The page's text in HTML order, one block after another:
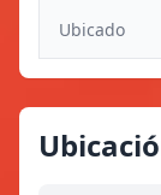
Ubicado